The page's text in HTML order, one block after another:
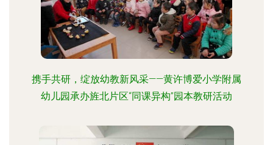
携手共研，绽放幼教新风采——黄许博爱小学附属
幼儿园承办旌北片区“同课异构”园本教研活动